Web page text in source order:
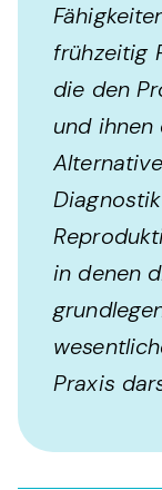
frühzeitig
die den
und ihnen
in denen
Praxis